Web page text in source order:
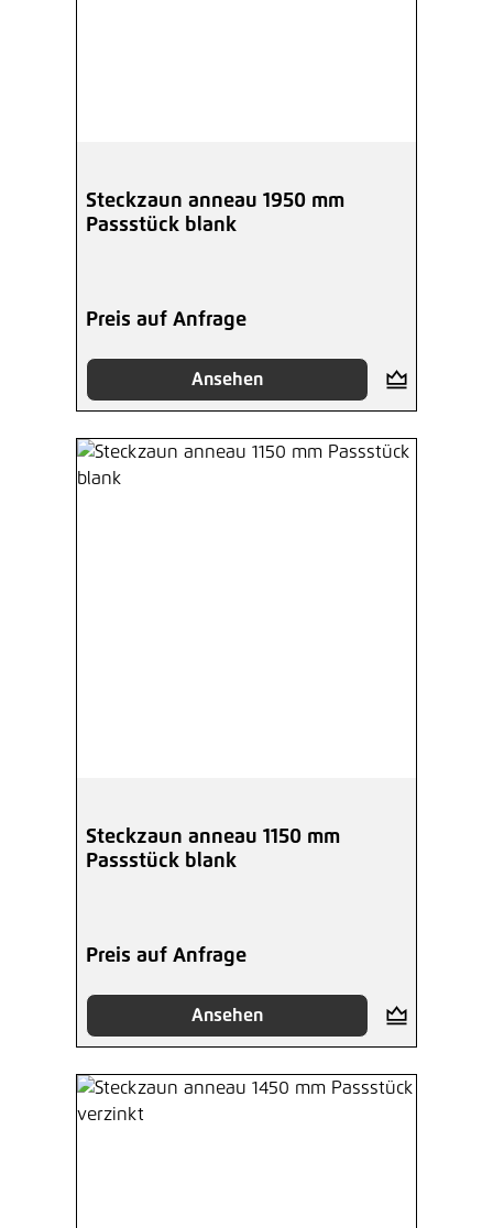
Steckzaun anneau 1950 mm
Passstück blank
Preis auf Anfrage
Ansehen
Steckzaun anneau 1150 mm
Passstück blank
Preis auf Anfrage
Ansehen